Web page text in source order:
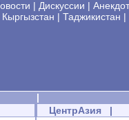
| Дискуссии |
Кыргызстан | Таджикистан |
|
ЦентрАзия |